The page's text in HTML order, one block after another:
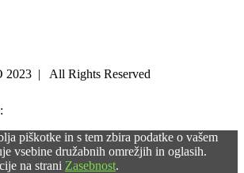
2023 | All Rights Reserved
piškotke in s tem zbira podatke o vašem
vsebine družabnih omrežjih in oglasih.
na strani Zasebnost.